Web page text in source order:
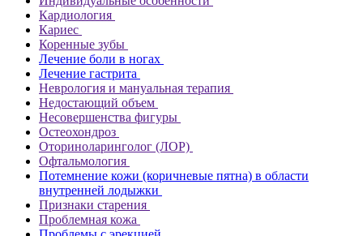
Кардиология
Кариес
Коренные зубы
Лечение боли в ногах
Лечение гастрита
Неврология и мануальная терапия
Недостающий объем
Несовершенства фигуры
Остеохондроз
Оториноларинголог (ЛОР)
Офтальмология
Потемнение кожи (коричневые пятна) в области
внутренней лодыжки
Признаки старения
Проблемная кожа